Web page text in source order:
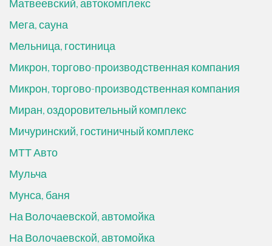
Матвеевский, автокомплекс
Мега, сауна
Мельница, гостиница
Микрон, торгово-производственная компания
Микрон, торгово-производственная компания
Миран, оздоровительный комплекс
Мичуринский, гостиничный комплекс
МТТ Авто
Мульча
Мунса, баня
На Волочаевской, автомойка
На Волочаевской, автомойка